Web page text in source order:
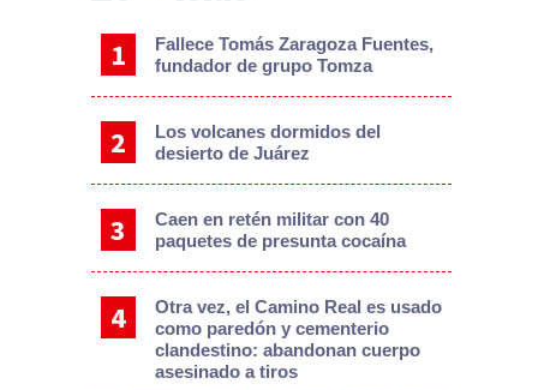
Fallece Tomás Zaragoza Fuentes,
fundador de grupo Tomza
Los volcanes dormidos del
desierto de Juárez
Caen en retén militar con 40
paquetes de presunta cocaína
Otra vez, el Camino Real es usado
como paredón y cementerio
clandestino: abandonan cuerpo
asesinado a tiros